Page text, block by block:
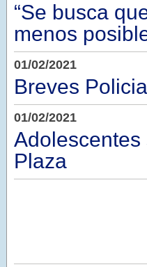
“Se busca
menos
01/02/2021
Breves
01/02/2021
Plaza